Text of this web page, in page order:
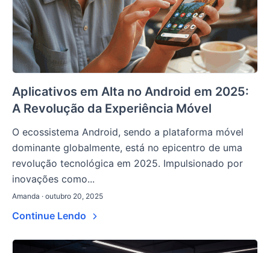
Aplicativos em Alta no Android em 2025:
A Revolução da Experiência Móvel
O ecossistema Android, sendo a plataforma móvel
dominante globalmente, está no epicentro de uma
revolução tecnológica em 2025. Impulsionado por
inovações como...
Amanda · outubro 20, 2025
Continue Lendo